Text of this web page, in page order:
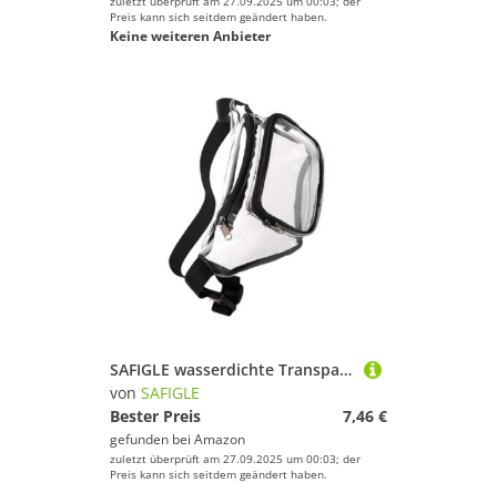
Preis kann sich seitdem geändert haben.
Keine weiteren Anbieter
SAFIGLE wasserdichte Transparente Hüfttasche aus PVC Multifunktionale Verschleißfeste Bauchtasche für Fitness Joggen Outdoor Unisex Laufgürtel mit Glattem Reißverschluss
von SAFIGLE
Bester Preis
7,46 €
gefunden bei Amazon
zuletzt überprüft am 27.09.2025 um 00:03; der
Preis kann sich seitdem geändert haben.